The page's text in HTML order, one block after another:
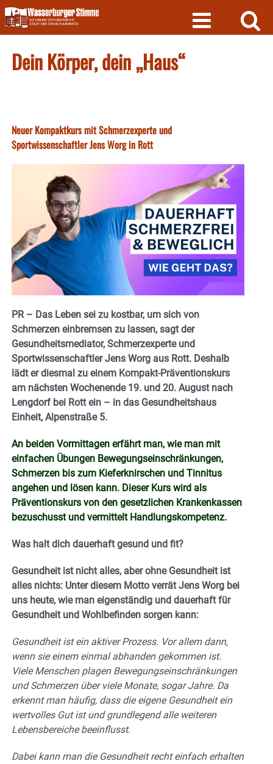
Skip
to
content
Dein Körper, dein „Haus“
Neuer Kompaktkurs mit Schmerzexperte und
Sportwissenschaftler Jens Worg in Rott
PR – Das Leben sei zu kostbar, um sich von
Schmerzen einbremsen zu lassen, sagt der
Gesundheitsmediator, Schmerzexperte und
Sportwissenschaftler Jens Worg aus Rott. Deshalb
lädt er diesmal zu einem Kompakt-Präventionskurs
am nächsten Wochenende 19. und 20. August nach
Lengdorf bei Rott ein – in das Gesundheitshaus
Einheit, Alpenstraße 5.
An beiden Vormittagen erfährt man, wie man mit
einfachen Übungen Bewegungseinschränkungen,
Schmerzen bis zum Kieferknirschen und Tinnitus
angehen und lösen kann. Dieser Kurs wird als
Präventionskurs von den gesetzlichen Krankenkassen
bezuschusst und vermittelt Handlungskompetenz.
Was halt dich dauerhaft gesund und fit?
Gesundheit ist nicht alles, aber ohne Gesundheit ist
alles nichts: Unter diesem Motto verrät Jens Worg bei
uns heute, wie man eigenständig und dauerhaft für
Gesundheit und Wohlbefinden sorgen kann:
Gesundheit ist ein aktiver Prozess. Vor allem dann,
wenn sie einem einmal abhanden gekommen ist.
Viele Menschen plagen Bewegungseinschränkungen
und Schmerzen über viele Monate, sogar Jahre. Da
erkennt man häufig, dass die eigene Gesundheit ein
wertvolles Gut ist und grundlegend alle weiteren
Lebensbereiche beeinflusst.
Dabei kann man die Gesundheit recht einfach erhalten